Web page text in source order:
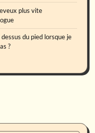
plus vite
du pied lorsque je
?